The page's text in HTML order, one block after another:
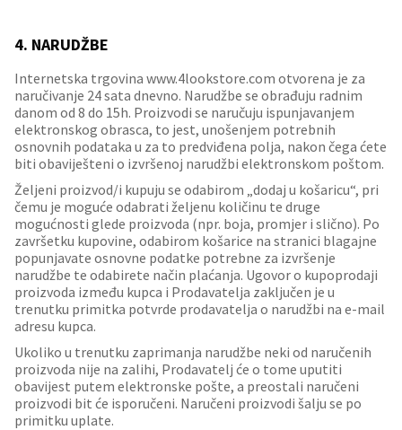
4. NARUDŽBE
Internetska trgovina www.4lookstore.com otvorena je za
naručivanje 24 sata dnevno. Narudžbe se obrađuju radnim
danom od 8 do 15h. Proizvodi se naručuju ispunjavanjem
elektronskog obrasca, to jest, unošenjem potrebnih
osnovnih podataka u za to predviđena polja, nakon čega ćete
biti obaviješteni o izvršenoj narudžbi elektronskom poštom.
Željeni proizvod/i kupuju se odabirom „dodaj u košaricu“, pri
čemu je moguće odabrati željenu količinu te druge
mogućnosti glede proizvoda (npr. boja, promjer i slično). Po
završetku kupovine, odabirom košarice na stranici blagajne
popunjavate osnovne podatke potrebne za izvršenje
narudžbe te odabirete način plaćanja. Ugovor o kupoprodaji
proizvoda između kupca i Prodavatelja zaključen je u
trenutku primitka potvrde prodavatelja o narudžbi na e-mail
adresu kupca.
Ukoliko u trenutku zaprimanja narudžbe neki od naručenih
proizvoda nije na zalihi, Prodavatelj će o tome uputiti
obavijest putem elektronske pošte, a preostali naručeni
proizvodi bit će isporučeni. Naručeni proizvodi šalju se po
primitku uplate.